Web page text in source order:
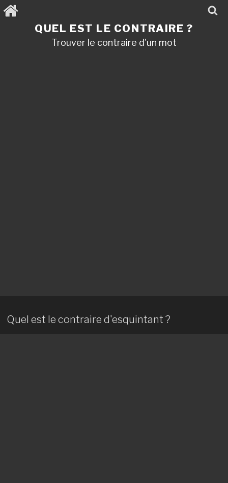
Aller
au
QUEL EST LE CONTRAIRE ?
Trouver le contraire d'un mot
Quel est le contraire d'esquintant ?